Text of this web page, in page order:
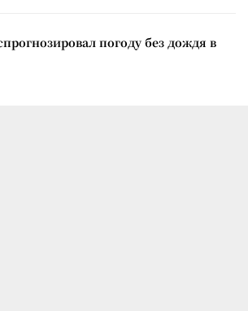
погоду без дождя в